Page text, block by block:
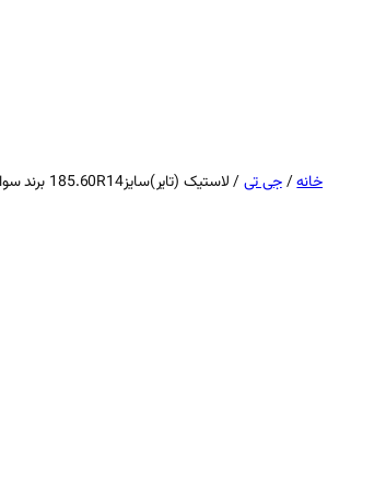
خانه/جی تی/ لاستیک (تایر)سایز185.60R14 برند سواری جی‌تی رادیال